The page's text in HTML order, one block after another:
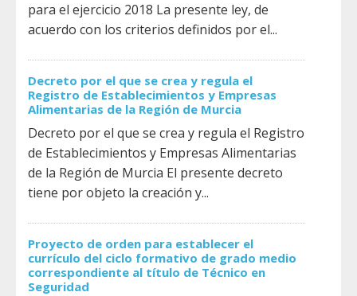
para el ejercicio 2018 La presente ley, de
acuerdo con los criterios definidos por el...
Decreto por el que se crea y regula el
Registro de Establecimientos y Empresas
Alimentarias de la Región de Murcia
Decreto por el que se crea y regula el Registro
de Establecimientos y Empresas Alimentarias
de la Región de Murcia El presente decreto
tiene por objeto la creación y...
Proyecto de orden para establecer el
currículo del ciclo formativo de grado medio
correspondiente al título de Técnico en
Seguridad